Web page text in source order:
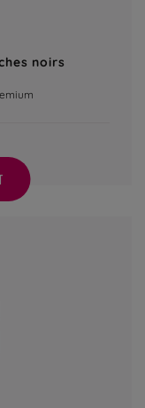
noirs